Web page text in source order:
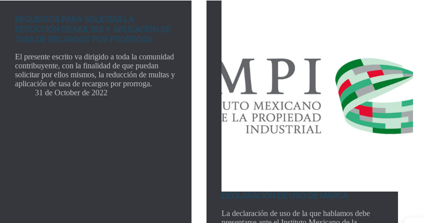
REQUISITOS PARA SOLICITAR LA
REDUCCIÓN DE MULTAS Y APLICACIÓN DE
TASA DE RECARGOS POR PRORROGA
El presente escrito va dirigido a toda la comunidad
contribuyente, con la finalidad de que puedan
solicitar por ellos mismos, la reducción de multas y
aplicación de tasa de recargos por prorroga.
31 de October de 2022
DECLARACIÓN DE USO DE MARCA
La declaración de uso de la que hablamos debe